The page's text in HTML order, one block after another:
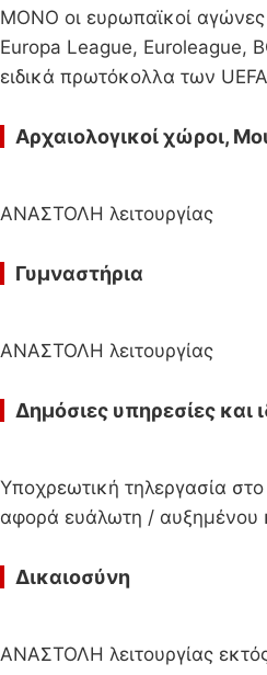
ΜΟΝΟ οι ευρωπαϊκοί
Europa League, Euroleague,
ειδικά πρωτόκολλα των
Αρχαιολογικοί χώροι,
ΑΝΑΣΤΟΛΗ λειτουργίας
Γυμναστήρια
ΑΝΑΣΤΟΛΗ λειτουργίας
Δημόσιες υπηρεσίες και
Υποχρεωτική τηλεργασία
αφορά ευάλωτη / αυξημένου
Δικαιοσύνη
ΑΝΑΣΤΟΛΗ λειτουργίας